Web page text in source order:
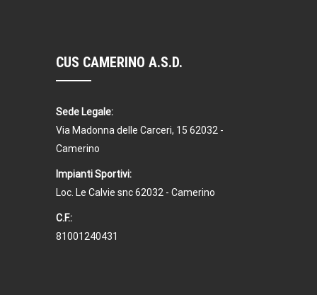
CUS CAMERINO A.S.D.
Sede Legale:
Via Madonna delle Carceri, 15 62032 -
Camerino
Impianti Sportivi:
Loc. Le Calvie snc 62032 - Camerino
C.F.:
81001240431